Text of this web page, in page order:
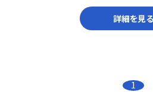
詳細を見る
1